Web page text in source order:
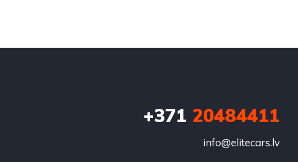
+371 20484411
info@elitecars.lv